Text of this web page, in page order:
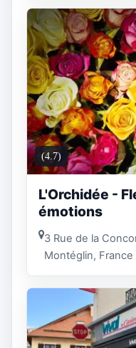
(4.7)
L'Orchidée -
émotions
3 Rue de la
Montéglin, France